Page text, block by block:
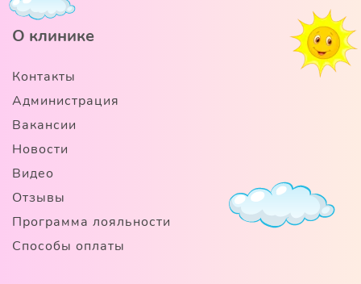
О клинике
Контакты
Администрация
Вакансии
Новости
Видео
Отзывы
Программа лояльности
Способы оплаты